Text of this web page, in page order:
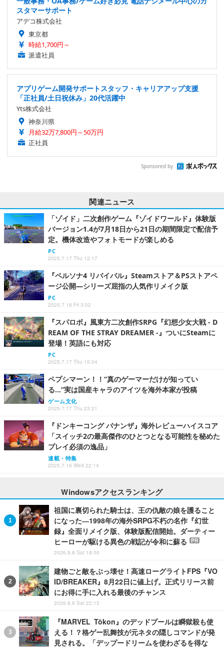
スタマーサポート
アデコ株式会社
東京都
時給1,700円～
派遣社員
アプリゲーム開発サポートスタッフ・キャリアアップ支援
「正社員/土日祝休み」20代活躍中
Yts株式会社
神奈川県
月給32万7,800円～50万円
正社員
Sponsored by
関連ニュース
「ゾイド」二次創作ゲーム『ゾイドワールド』体験版
バージョン1.4が7月18日から21日の期間限定で配信予
定。機体改造やフォトモードが楽しめる
PC
2025.7.17 Thu 12:17
『ペルソナ4 リバイバル』Steamストア＆PSストアペ
ージ公開―シリーズ屈指の人気作リメイク版
PC
2025.7.18 Fri 3:02
『スパロボ』風東方二次創作SRPG『幻想少女大戦 - D
REAM OF THE STRAY DREAMER -』ついにSteamに
登場！英語にも対応
PC
2025.7.17 Thu 15:04
ペプシマーン！！“真のゲーマーだけが知ってい
る…”実は国産キャラのアイツを海外本家が投稿
ゲーム文化
2025.7.17 Thu 23:21
『ドンキーコング バナンザ』海外レビューハイスコア
「スイッチ2の最高傑作のひとつとなる可能性を秘めた
プレイ必須の逸品」
連載・特集
2025.7.16 Wed 22:14
Windowsアクセスランキング
祖国に裏切られた騎士は、王の仇敵の娘を護ること
になった―1998年の海外SRPG不朽の名作『幻世
録』全面リメイク版、体験版配信開始。ダーティー
ヒーローが駆ける異色の戦記が令和に蘇る
PR
2026.8.8 Sat 18:00
建物ごと敵をぶっ壊せ！高速ローグライトFPS『VO
ID/BREAKER』8月22日に値上げ。正式リリース前
にお得に手に入れる最後のチャンス
2026.8.8 Sat 22:15
『MARVEL Tōkon』のデッドプールは瞬獄殺も使
える！？格ゲー乱舞技が元ネタの隠しコマンドが発
見される。「デップードリームを使わざるを得な